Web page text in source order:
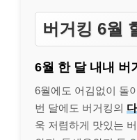
버거킹 6월
6월 한 달 내내 버
6월에도 어김없이 돌
번 달에도 버거킹의
욱 저렴하게 맛있는